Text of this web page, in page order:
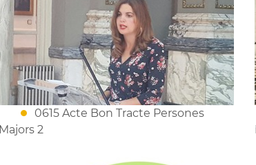
0615 Acte Bon Tracte Persones
Majors 2